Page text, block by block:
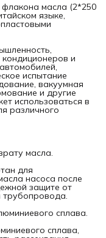
флакона масла (2*250
языке,
и
испытание
вакуумная
и другие
использоваться в
различного
масла.
для
насоса после
защите от
трубопровода.
сплава.
сплава,